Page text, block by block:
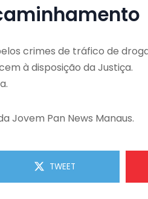
crimes de tráfico de
à disposição da Justiça.
Jovem Pan News Manaus.
TWEET